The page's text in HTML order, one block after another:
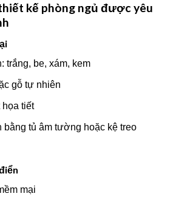
kế phòng ngủ được yêu
trắng, be, xám, kem
gỗ tự nhiên
họa tiết
bằng tủ âm tường hoặc kệ treo
mại